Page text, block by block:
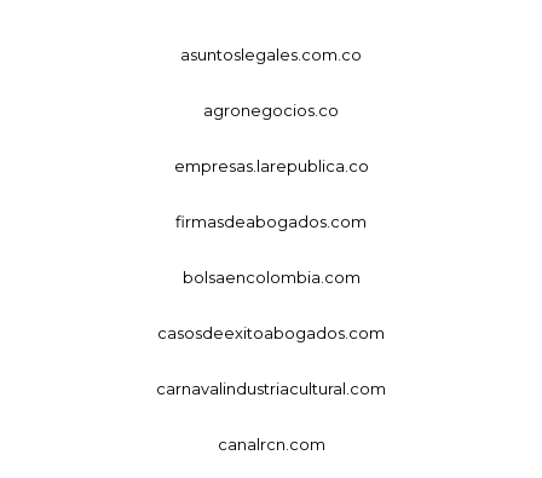
asuntoslegales.com.co
agronegocios.co
empresas.larepublica.co
firmasdeabogados.com
bolsaencolombia.com
casosdeexitoabogados.com
carnavalindustriacultural.com
canalrcn.com